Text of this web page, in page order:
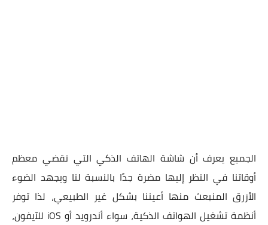
الجميع يعرف أن شاشة الهاتف الذكي التي نقضي معظم
أوقاتنا في النظر إليها مضرة جدًا بالنسبة لنا ويجهد الضوء
الأزرق المنبعث منها أعيننا بشكل غير الطبيعي، لذا توفر
أنظمة تشغيل الهواتف الذكية، سواء أندرويد أو iOS للآيفون،